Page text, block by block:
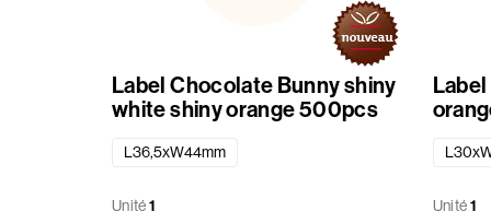
Label Chocolate Bunny shiny
white shiny orange 500pcs
L36,5xW44mm
Unité1 Unité1